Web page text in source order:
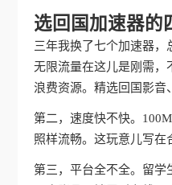
选回国加速器的
三年我换了七个加速器，
无限流量在这儿是刚需，
浪费资源。精选回国影音
第二，速度快不快。
照样流畅。这玩意儿写在
第三，平台全不全。留学